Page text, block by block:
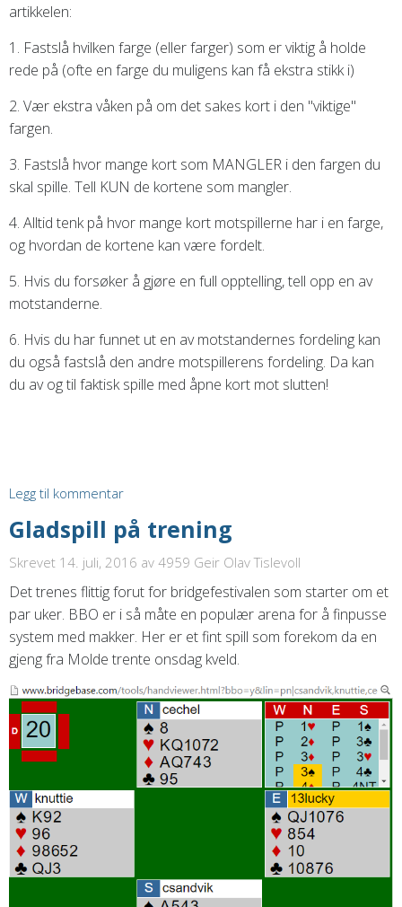
artikkelen:
1. Fastslå hvilken farge (eller farger) som er viktig å holde
rede på (ofte en farge du muligens kan få ekstra stikk i)
2. Vær ekstra våken på om det sakes kort i den "viktige"
fargen.
3. Fastslå hvor mange kort som MANGLER i den fargen du
skal spille. Tell KUN de kortene som mangler.
4. Alltid tenk på hvor mange kort motspillerne har i en farge,
og hvordan de kortene kan være fordelt.
5. Hvis du forsøker å gjøre en full opptelling, tell opp en av
motstanderne.
6. Hvis du har funnet ut en av motstandernes fordeling kan
du også fastslå den andre motspillerens fordeling. Da kan
du av og til faktisk spille med åpne kort mot slutten!
Legg til kommentar
Gladspill på trening
Skrevet 14. juli, 2016 av 4959 Geir Olav Tislevoll
Det trenes flittig forut for bridgefestivalen som starter om et
par uker. BBO er i så måte en populær arena for å finpusse
system med makker. Her er et fint spill som forekom da en
gjeng fra Molde trente onsdag kveld.